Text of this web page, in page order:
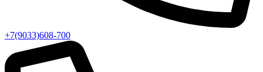
+7(9033)608-700